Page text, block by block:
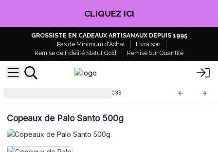
CLIQUEZ ICI
GROSSISTE EN CADEAUX ARTISANAUX DEPUIS 1995
Pas de Minimum d'Achat
Livraison
Remise de Fidélité Statut Gold
Remise Sur Quantité
Msanto-03S
Copeaux de Palo Santo 500g